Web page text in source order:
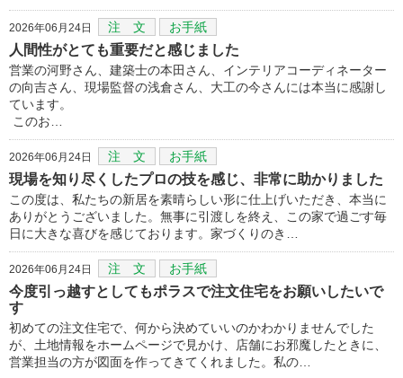
2026年06月24日 注 文 お手紙
人間性がとても重要だと感じました
営業の河野さん、建築士の本田さん、インテリアコーディネーター
の向吉さん、現場監督の浅倉さん、大工の今さんには本当に感謝し
ています。
このお…
2026年06月24日 注 文 お手紙
現場を知り尽くしたプロの技を感じ、非常に助かりました
この度は、私たちの新居を素晴らしい形に仕上げいただき、本当に
ありがとうございました。無事に引渡しを終え、この家で過ごす毎
日に大きな喜びを感じております。家づくりのき…
2026年06月24日 注 文 お手紙
今度引っ越すとしてもポラスで注文住宅をお願いしたいで
す
初めての注文住宅で、何から決めていいのかわかりませんでした
が、土地情報をホームページで見かけ、店舗にお邪魔したときに、
営業担当の方が図面を作ってきてくれました。私の…